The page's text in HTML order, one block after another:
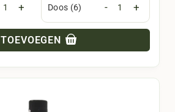
+ Doos (6) - +
TOEVOEGEN